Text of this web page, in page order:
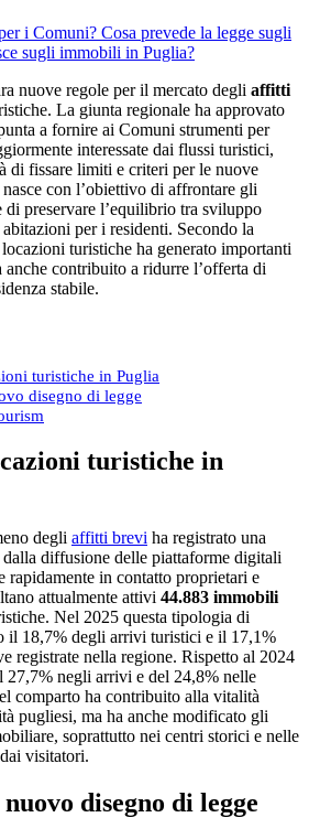
i Comuni? Cosa prevede la legge sugli
sugli immobili in Puglia?
nuove regole per il mercato degli affitti
La giunta regionale ha approvato
a fornire ai Comuni strumenti per
interessate dai flussi turistici,
di fissare limiti e criteri per le nuove
con l’obiettivo di affrontare gli
di preservare l’equilibrio tra sviluppo
per i residenti. Secondo la
turistiche ha generato importanti
contribuito a ridurre l’offerta di
stabile.
turistiche in Puglia
disegno di legge
turistiche in
degli affitti brevi ha registrato una
diffusione delle piattaforme digitali
rapidamente in contatto proprietari e
attualmente attivi 44.883 immobili
Nel 2025 questa tipologia di
il 18,7% degli arrivi turistici e il 17,1%
registrate nella regione. Rispetto al 2024
27,7% negli arrivi e del 24,8% nelle
comparto ha contribuito alla vitalità
pugliesi, ma ha anche modificato gli
soprattutto nei centri storici e nelle
visitatori.
disegno di legge